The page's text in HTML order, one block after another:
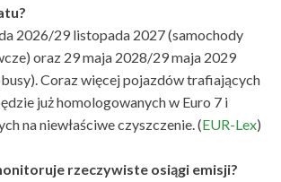
2026/29 listopada 2027 (samochody
oraz 29 maja 2028/29 maja 2029
Coraz więcej pojazdów trafiających
już homologowanych w Euro 7 i
na niewłaściwe czyszczenie. (EUR-Lex)
rzeczywiste osiągi emisji?